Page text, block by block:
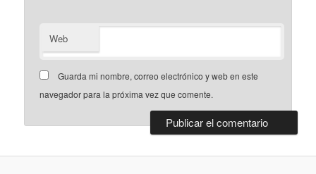
Web
Guarda mi nombre, correo electrónico y web en este
navegador para la próxima vez que comente.